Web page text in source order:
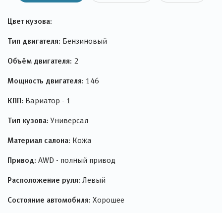
Цвет кузова:
Тип двигателя: Бензиновый
Объём двигателя: 2
Мощность двигателя: 146
КПП: Вариатор - 1
Тип кузова: Универсал
Материал салона: Кожа
Привод: AWD - полный привод
Расположение руля: Левый
Состояние автомобиля: Хорошее